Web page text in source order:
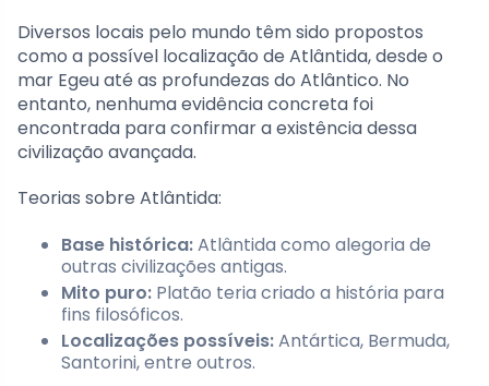
Diversos locais pelo mundo têm sido propostos
como a possível localização de Atlântida, desde o
mar Egeu até as profundezas do Atlântico. No
entanto, nenhuma evidência concreta foi
encontrada para confirmar a existência dessa
civilização avançada.
Teorias sobre Atlântida:
Base histórica:Atlântida como alegoria de
outras civilizações antigas.
Mito puro: Platão teria criado a história para
fins filosóficos.
Localizações possíveis:Antártica, Bermuda,
Santorini, entre outros.